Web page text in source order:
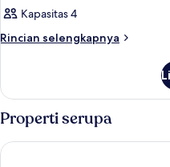
Kapasitas 4
Rincian selengkapnya
Rincian
Kamar
Properti serupa
Petradi Beach Lounge Hotel